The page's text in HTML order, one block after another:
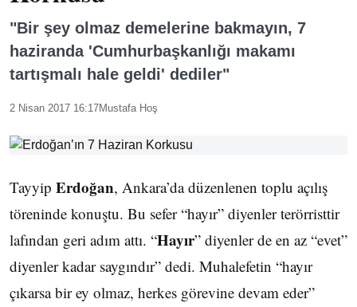
"Bir şey olmaz demelerine bakmayın, 7
haziranda 'Cumhurbaşkanlığı makamı
tartışmalı hale geldi' dediler"
2 Nisan 2017 16:17Mustafa Hoş
Tayyip Erdoğan, Ankara’da düzenlenen toplu açılış
töreninde konuştu. Bu sefer “hayır” diyenler terörristtir
lafından geri adım attı. “Hayır” diyenler de en az “evet”
diyenler kadar saygındır” dedi. Muhalefetin “hayır
çıkarsa bir ey olmaz, herkes görevine devam eder”